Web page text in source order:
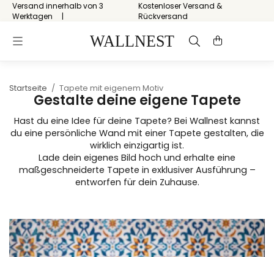
Versand innerhalb von 3
Werktagen
Kostenloser Versand &
Rückversand
Startseite / Tapete mit eigenem Motiv
Gestalte deine eigene Tapete
Hast du eine Idee für deine Tapete? Bei Wallnest kannst
du eine persönliche Wand mit einer Tapete gestalten, die
wirklich einzigartig ist.
Lade dein eigenes Bild hoch und erhalte eine
maßgeschneiderte Tapete in exklusiver Ausführung –
entworfen für dein Zuhause.